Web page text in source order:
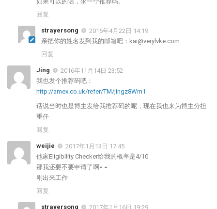
回复
strayersong
2016年4月22日 14:19
亲把你的姓名发到我的邮箱吧： kai@verylvke.com
回复
Jing
2016年11月14日 23:52
我也发个推荐码吧：
http://amex.co.uk/refer/TM/jingz8Wm1
话说当时也是博主发给我推荐码的呢，现在我也来为博主分担
重任
回复
weijie
2017年1月13日 17:45
他家Eligibility Checker给我的概率是4/10
那我还要不要申请了啊= =
刚出来工作
回复
strayersong 2017年1月16日 19:29